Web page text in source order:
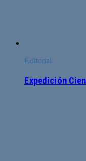
Editorial
Expedición